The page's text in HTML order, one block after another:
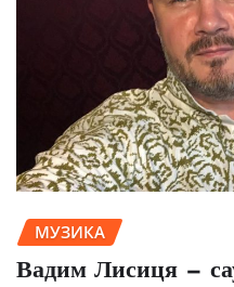
МУЗИКА
Вадим Лисиця —